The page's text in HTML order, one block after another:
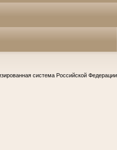
система Российской